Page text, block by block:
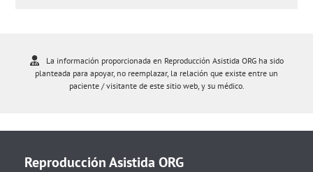
La información proporcionada en Reproducción Asistida ORG ha sido
planteada para apoyar, no reemplazar, la relación que existe entre un
paciente / visitante de este sitio web, y su médico.
Reproducción Asistida ORG